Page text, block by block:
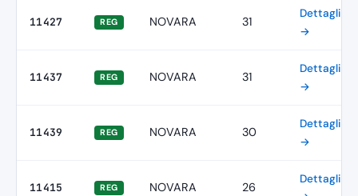
11427 REG NOVARA 31
Dettagli
→
11437 REG NOVARA 31
Dettagli
→
11439 REG NOVARA 30
Dettagli
→
11415 REG NOVARA 26
Dettagli